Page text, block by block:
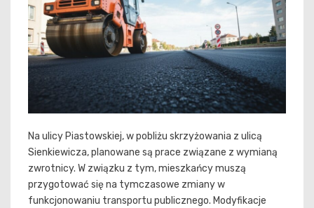
Na ulicy Piastowskiej, w pobliżu skrzyżowania z ulicą
Sienkiewicza, planowane są prace związane z wymianą
zwrotnicy. W związku z tym, mieszkańcy muszą
przygotować się na tymczasowe zmiany w
funkcjonowaniu transportu publicznego. Modyfikacje